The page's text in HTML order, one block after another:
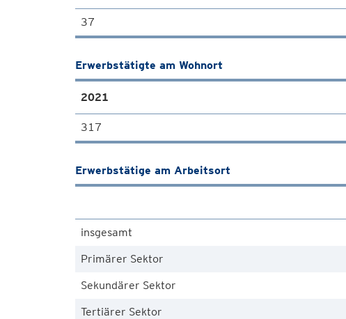
37
Erwerbstätigte am Wohnort
2021
317
Erwerbstätige am Arbeitsort
insgesamt
Primärer Sektor
Sekundärer Sektor
Tertiärer Sektor